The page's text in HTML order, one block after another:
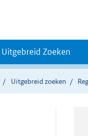
Uitgebreid Zoeken
Uitgebreid zoeken